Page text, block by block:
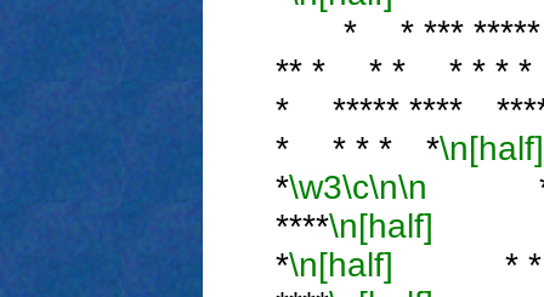
* * *** ***** *
** * * * * * *
* ***** ****
* * * * *\n[half]
*\w3\c\n\n * *
****\n[half]
*\n[half] * * *